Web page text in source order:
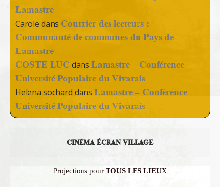
Lamastre
Carole dans Courrier des lecteurs :
Communauté de communes du Pays de
Lamastre
COSTE LUC dans Lamastre – Conférence
Université Populaire du Vivarais
Helena sochard dans Lamastre – Conférence
Université Populaire du Vivarais
CINÉMA ÉCRAN VILLAGE